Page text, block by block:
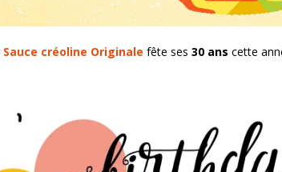
Sauce créoline Originale fête ses 30 ans cette